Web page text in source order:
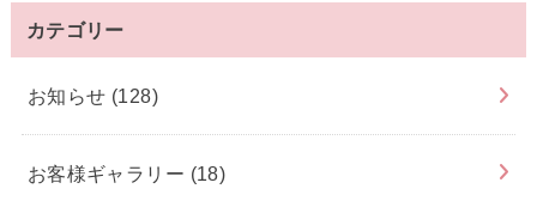
カテゴリー
お知らせ (128)
お客様ギャラリー (18)